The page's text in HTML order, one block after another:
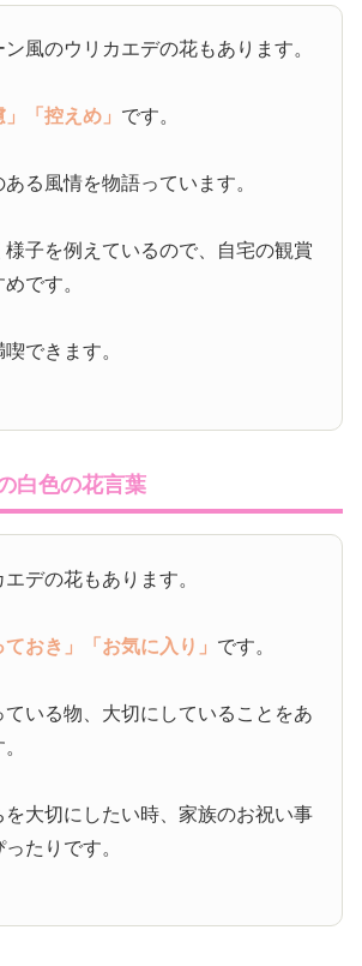
風のウリカエデの花もあります。
「控えめ」 です。
る風情を物語っています。
子を例えているので、自宅の観賞
です。
できます。
白色の花言葉
デの花もあります。
ておき」 「お気に入り」 です。
いる物、大切にしていることをあ
を大切にしたい時、家族のお祝い事
たりです。